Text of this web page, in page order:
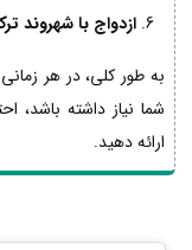
ازدواج با شهروند
به طور کلی، در هر
شما نیاز داشته باشد،
ارائه دهید.